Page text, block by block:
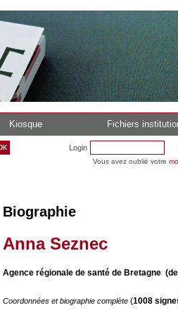
Kiosque Fichiers
Login
Vous avez oublié votre
Biographie
Anna Seznec
Agence régionale de santé de Bretagne
Coordonnées et biographie complète (1008